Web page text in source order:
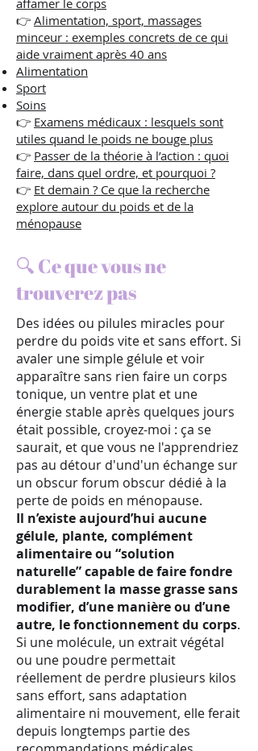
affamer le corps
👉 Alimentation, sport, massages
minceur : exemples concrets de ce qui
aide vraiment après 40 ans
Alimentation
Sport
Soins
👉 Examens médicaux : lesquels sont
utiles quand le poids ne bouge plus
👉 Passer de la théorie à l’action : quoi
faire, dans quel ordre, et pourquoi ?
👉 Et demain ? Ce que la recherche
explore autour du poids et de la
ménopause
🔍 Ce que vous ne
trouverez pas
Des idées ou pilules miracles pour
perdre du poids vite et sans effort. Si
avaler une simple gélule et voir
apparaître sans rien faire un corps
tonique, un ventre plat et une
énergie stable après quelques jours
était possible, croyez-moi : ça se
saurait, et que vous ne l'apprendriez
pas au détour d'und'un échange sur
un obscur forum obscur dédié à la
perte de poids en ménopause.
Il n’existe aujourd’hui aucune
gélule, plante, complément
alimentaire ou “solution
naturelle” capable de faire fondre
durablement la masse grasse sans
modifier, d’une manière ou d’une
autre, le fonctionnement du corps.
Si une molécule, un extrait végétal
ou une poudre permettait
réellement de perdre plusieurs kilos
sans effort, sans adaptation
alimentaire ni mouvement, elle ferait
depuis longtemps partie des